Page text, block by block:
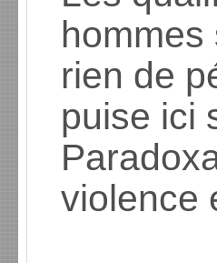
hommes
rien de
puise ici
violence